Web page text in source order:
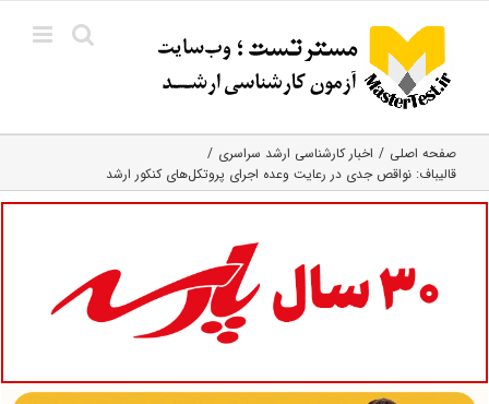
content
صفحه اصلی
اخبار کارشناسی ارشد سراسری
قالیباف: نواقص جدی در رعایت وعده اجرای پروتکل‌های کنکور ارشد